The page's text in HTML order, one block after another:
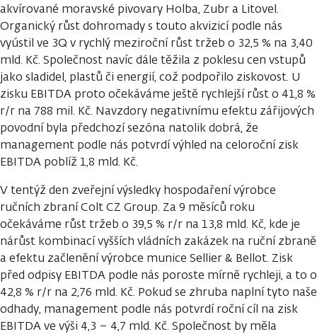
akvírované moravské pivovary Holba, Zubr a Litovel.
Organický růst dohromady s touto akvizicí podle nás
vyústil ve 3Q v rychlý meziroční růst tržeb o 32,5 % na 3,40
mld. Kč. Společnost navíc dále těžila z poklesu cen vstupů
jako sladidel, plastů či energií, což podpořilo ziskovost. U
zisku EBITDA proto očekáváme ještě rychlejší růst o 41,8 %
r/r na 788 mil. Kč. Navzdory negativnímu efektu zářijových
povodní byla předchozí sezóna natolik dobrá, že
management podle nás potvrdí výhled na celoroční zisk
EBITDA poblíž 1,8 mld. Kč.
V tentýž den zveřejní výsledky hospodaření výrobce
ručních zbraní Colt CZ Group. Za 9 měsíců roku
očekáváme růst tržeb o 39,5 % r/r na 13,8 mld. Kč, kde je
nárůst kombinací vyšších vládních zakázek na ruční zbraně
a efektu začlenění výrobce munice Sellier & Bellot. Zisk
před odpisy EBITDA podle nás poroste mírně rychleji, a to o
42,8 % r/r na 2,76 mld. Kč. Pokud se zhruba naplní tyto naše
odhady, management podle nás potvrdí roční cíl na zisk
EBITDA ve výši 4,3 – 4,7 mld. Kč. Společnost by měla